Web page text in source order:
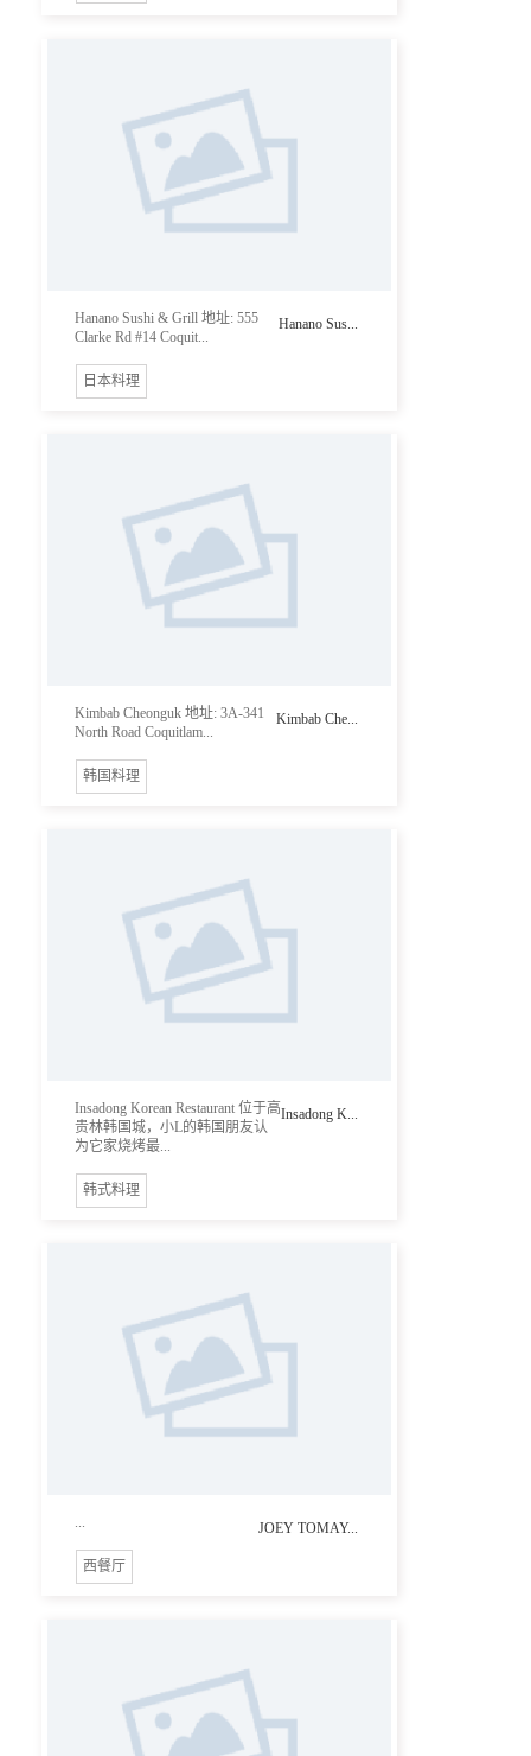
Hanano Sus...
Hanano Sushi & Grill 地址: 555
Clarke Rd #14 Coquit...
日本料理
Kimbab Che...
Kimbab Cheonguk 地址: 3A-341
North Road Coquitlam...
韩国料理
Insadong K...
Insadong Korean Restaurant 位于高
贵林韩国城，小L的韩国朋友认
为它家烧烤最...
韩式料理
JOEY TOMAY...
西餐厅